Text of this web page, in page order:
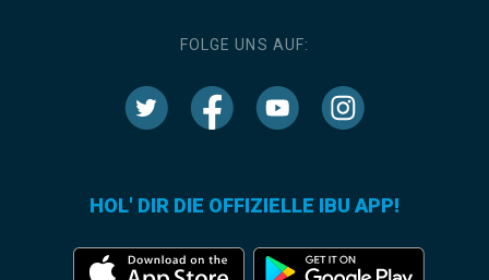
FOLGE UNS AUF:
HOL' DIR DIE OFFIZIELLE IBU APP!